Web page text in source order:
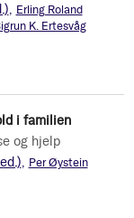
Erling Roland
K. Ertesvåg
i familien
og hjelp
Per Øystein